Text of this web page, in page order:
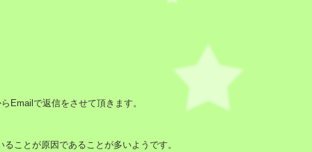
Emailで返信をさせて頂きます。
ことが原因であることが多いようです。